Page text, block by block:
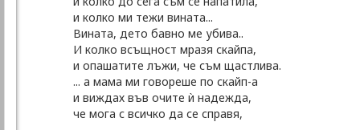
и колко ми тежи вината...
Вината, дето бавно ме убива..
И колко всъщност мразя скайпа,
и опашатите лъжи, че съм щастлива.
... а мама ми говореше по скайп-а
и виждах във очите ѝ надежда,
че мога с всичко да се справя,